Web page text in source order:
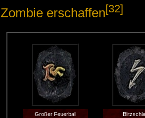
Zombie erschaffen[32]
Großer Feuerball